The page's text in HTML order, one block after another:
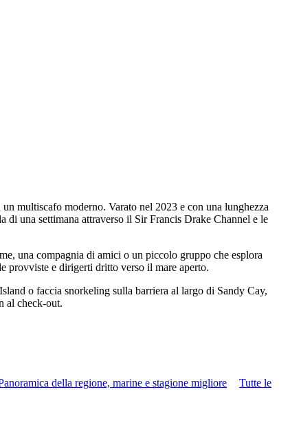
multiscafo moderno. Varato nel 2023 e con una lunghezza
una settimana attraverso il Sir Francis Drake Channel e le
una compagnia di amici o un piccolo gruppo che esplora
provviste e dirigerti dritto verso il mare aperto.
o faccia snorkeling sulla barriera al largo di Sandy Cay,
al check-out.
della regione, marine e stagione migliore
Tutte le